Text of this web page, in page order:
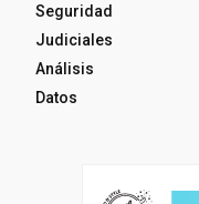
Seguridad
Judiciales
Análisis
Datos